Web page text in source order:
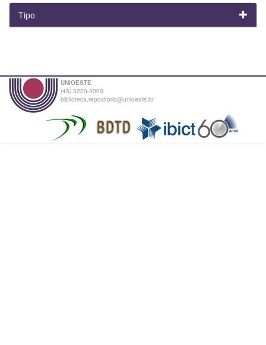
Tipo
UNIOESTE
(45) 3220-3000
biblioteca.repositorio@unioeste.br